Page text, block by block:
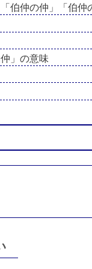
伯仲の仲」「伯仲
」の意味